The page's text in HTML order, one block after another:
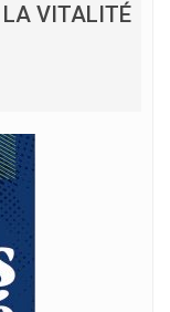
LA VITALITÉ